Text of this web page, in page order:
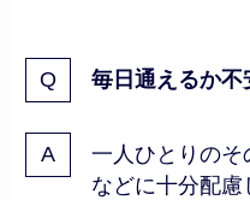
毎日通えるか
一人ひとりのそ
などに十分配慮